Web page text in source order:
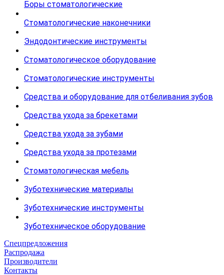
Боры стоматологические
Стоматологические наконечники
Эндодонтические инструменты
Стоматологическое оборудование
Стоматологические инструменты
Средства и оборудование для отбеливания зубов
Средства ухода за брекетами
Средства ухода за зубами
Средства ухода за протезами
Стоматологическая мебель
Зуботехнические материалы
Зуботехнические инструменты
Зуботехническое оборудование
Спецпредложения
Распродажа
Производители
Контакты